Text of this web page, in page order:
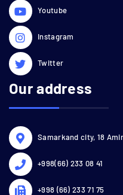
Youtube
Instagram
Twitter
Our address
Samarkand city, 18
+998(66) 233 08 41
+998 (66) 233 71 75